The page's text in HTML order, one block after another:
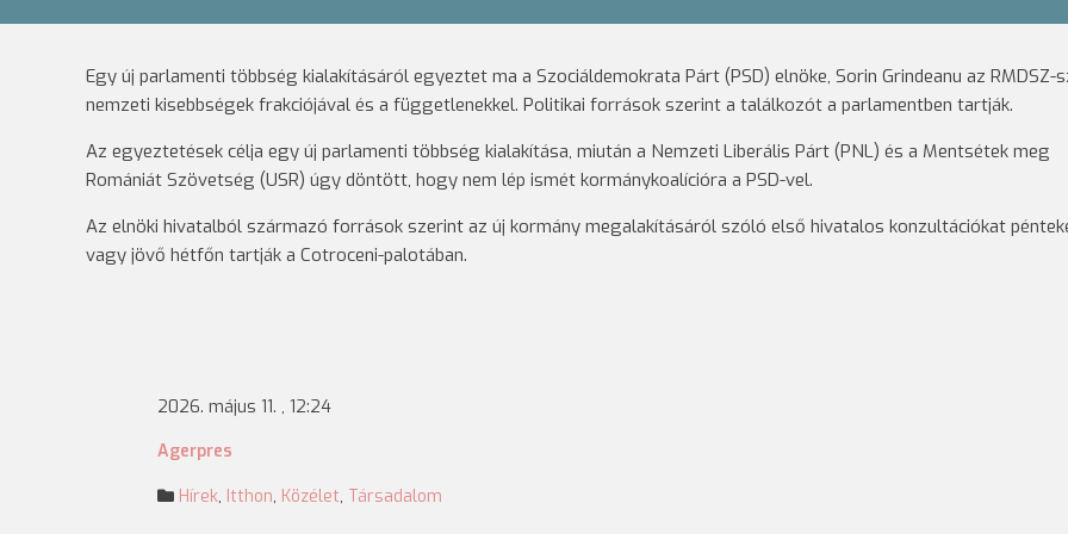
Egy új parlamenti többség kialakításáról egyeztet ma a Szociáldemokrata Párt (PSD) elnöke, Sorin Grindeanu az RMDSZ-
nemzeti kisebbségek frakciójával és a függetlenekkel. Politikai források szerint a találkozót a parlamentben tartják.
Az egyeztetések célja egy új parlamenti többség kialakítása, miután a Nemzeti Liberális Párt (PNL) és a Mentsétek meg
Romániát Szövetség (USR) úgy döntött, hogy nem lép ismét kormánykoalícióra a PSD-vel.
Az elnöki hivatalból származó források szerint az új kormány megalakításáról szóló első hivatalos konzultációkat
vagy jövő hétfőn tartják a Cotroceni-palotában.
2026. május 11. , 12:24
Agerpres
Hírek, Itthon, Közélet, Társadalom